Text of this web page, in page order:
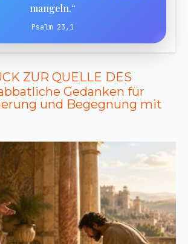
mangeln.“
Psalm 23,1
ZUR QUELLE DES
Gedanken für
und Begegnung mit